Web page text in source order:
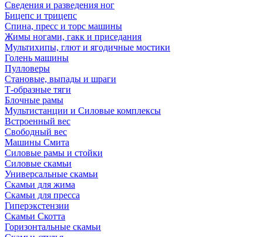
Сведения и разведения ног
Бицепс и трицепс
Спина, пресс и торс машины
Жимы ногами, гакк и приседания
Мультихипы, глют и ягодичные мостики
Голень машины
Пулловеры
Становые, выпады и шраги
Т-образные тяги
Блочные рамы
Мультистанции и Силовые комплексы
Встроенный вес
Свободный вес
Машины Смита
Силовые рамы и стойки
Силовые скамьи
Универсальные скамьи
Скамьи для жима
Скамьи для пресса
Гиперэкстензии
Скамьи Скотта
Горизонтальные скамьи